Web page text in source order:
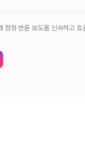
정‧반론 보도를 신속하고